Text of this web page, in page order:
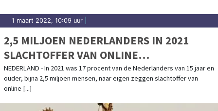
1 maart 2022, 10:09 uur
2,5 MILJOEN NEDERLANDERS IN 2021
SLACHTOFFER VAN ONLINE
CRIMINALITEIT
NEDERLAND - In 2021 was 17 procent van de Nederlanders van 15 jaar en
ouder, bijna 2,5 miljoen mensen, naar eigen zeggen slachtoffer van
online [...]